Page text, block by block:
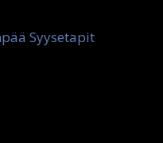
Syysetapit